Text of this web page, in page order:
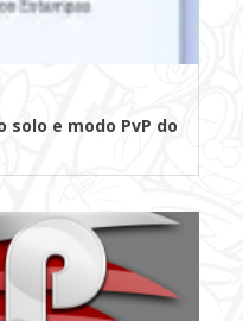
solo e modo PvP do